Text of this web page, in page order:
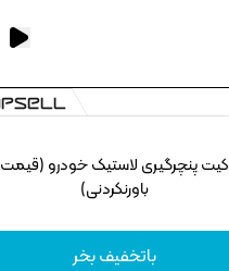
کیت پنچرگیری لاستیک خودرو (قیمت
باورنکردنی)
باتخفیف بخر